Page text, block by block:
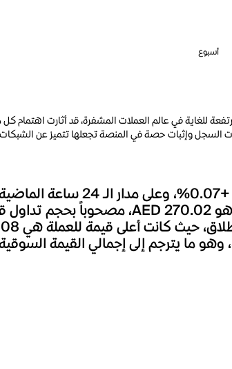
أسبوع
في عالم العملات المشفرة، قد أثارت اهتمام كل
السجل وإثبات حصة في المنصة تجعلها تتميز عن